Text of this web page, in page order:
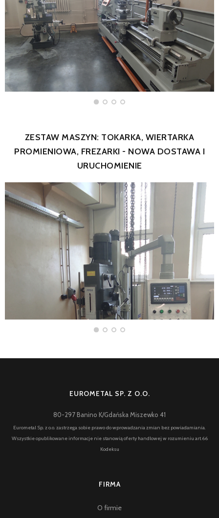
ZESTAW MASZYN: TOKARKA, WIERTARKA
PROMIENIOWA, FREZARKI - NOWA DOSTAWA I
URUCHOMIENIE
EUROMETAL SP. Z O.O.
80-297 Banino K/Gdańska Miszewko 41
Eurometal Sp. z o.o. zastrzega sobie prawo do wprowadzania zmian bez powiadamiania.
Wszystkie opublikowane informacje nie stanowią oferty handlowej w rozumieniu art.66
Kodeksu
FIRMA
O firmie